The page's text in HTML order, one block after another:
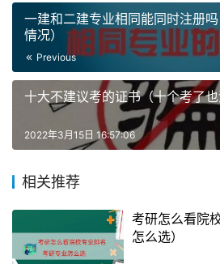
第四步
人脸识别成功后，进入如下图界面
信息”，进入信息修改界面。
第五步
进入个人信息界面以后，显示如下
机号一栏红框内“
点击更换后，显示下图。先点击“从
一建和二建专业相同能同时注册
情况）
Previous
十大不建议考的证书（十个考了
2022年3月15日 16:57:06
相关推荐
考研怎么看院
怎么选）